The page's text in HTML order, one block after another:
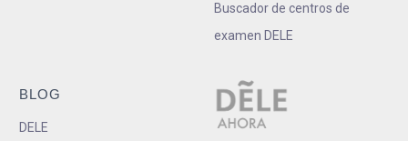
Buscador de centros de
examen DELE
BLOG
DELE